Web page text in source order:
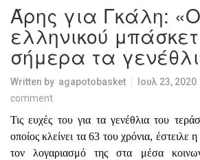
Άρης για Γκάλη:
ελληνικού
σήμερα τα
Written by agapotobasket Ιουλ 23, 2020
comment
Τις ευχές του για τα γενέθλια του
οποίος κλείνει τα 63 του χρόνια,
τον λογαριασμό της στα μέσα